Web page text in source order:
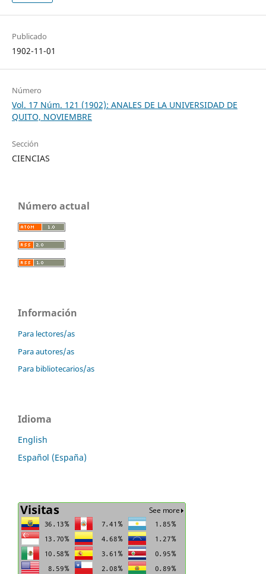
Publicado
1902-11-01
Número
Vol. 17 Núm. 121 (1902): ANALES DE LA UNIVERSIDAD DE
QUITO, NOVIEMBRE
Sección
CIENCIAS
Número actual
Información
Para lectores/as
Para autores/as
Para bibliotecarios/as
Idioma
English
Español (España)